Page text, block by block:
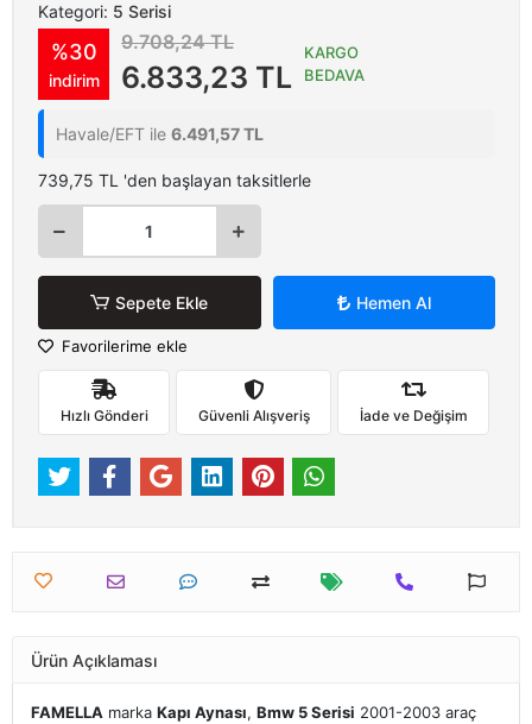
Kategori: 5 Serisi
%30
indirim
9.708,24 TL
6.833,23 TL
KARGO
BEDAVA
Havale/EFT ile 6.491,57 TL
739,75 TL 'den başlayan taksitlerle
Sepete Ekle Hemen Al
Favorilerime ekle
Hızlı Gönderi Güvenli Alışveriş İade ve Değişim
Ürün Açıklaması
FAMELLA marka Kapı Aynası, Bmw 5 Serisi 2001-2003 araç